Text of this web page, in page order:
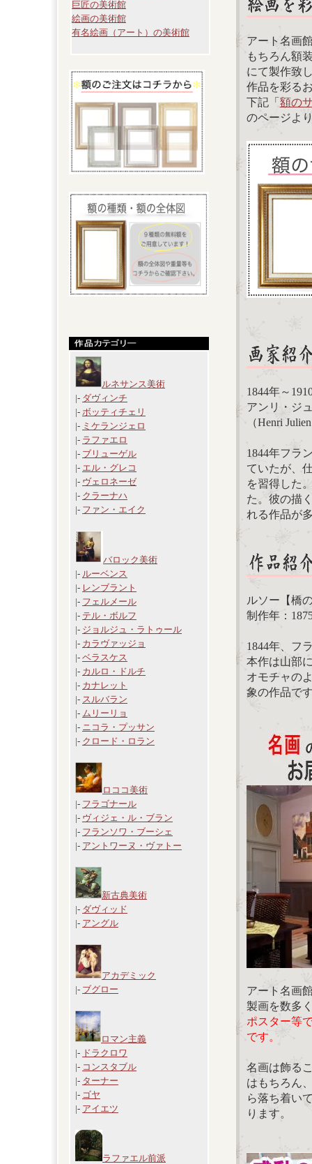
巨匠の美術館
絵画の美術館
有名絵画（アート）の美術館
ルネサンス美術
|- ダヴィンチ
|- ボッティチェリ
|- ミケランジェロ
|- ラファエロ
|- ブリューゲル
|- エル・グレコ
|- ヴェロネーゼ
|- クラーナハ
|- ファン・エイク
バロック美術
|- ルーベンス
|- レンブラント
|- フェルメール
|- テル・ボルフ
|- ジョルジュ・ラトゥール
|- カラヴァッジョ
|- ベラスケス
|- カルロ・ドルチ
|- カナレット
|- スルバラン
|- ムリーリョ
|- ニコラ・プッサン
|- クロード・ロラン
ロココ美術
|- フラゴナール
|- ヴィジェ・ル・ブラン
|- フランソワ・ブーシェ
|- アントワーヌ・ヴァトー
新古典美術
|- ダヴィッド
|- アングル
アカデミック
|- ブグロー
ロマン主義
|- ドラクロワ
|- コンスタブル
|- ターナー
|- ゴヤ
|- アイエツ
ラファエル前派
アート名画
もちろん額
にて製作致
作品を彩る
下記「額の
のページよ
1844年～
アンリ・ジ
（Henri
1844年フラ
ていたが、
を習得した
た。彼の描
れる作品が
ルソー【橋
制作年：
1844年、フ
本作は山部
オモチャの
象の作品で
アート名画
製画を数多
ポスター等
です。
名画は飾る
はもちろん
ら落ち着い
ります。